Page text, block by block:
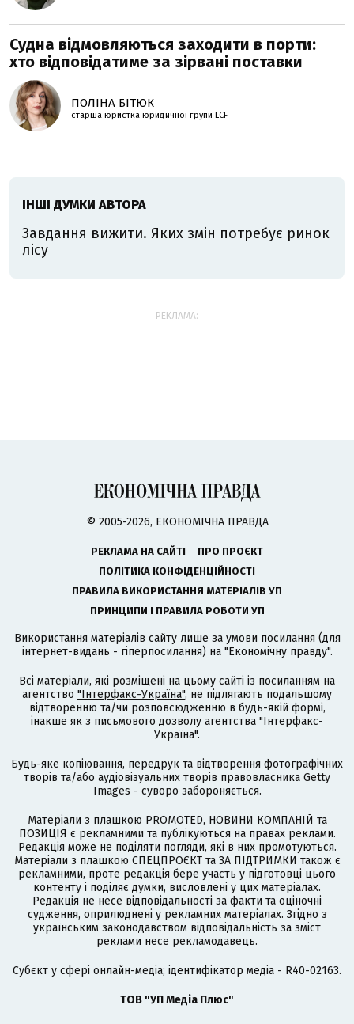
Судна відмовляються заходити в порти:
хто відповідатиме за зірвані поставки
ПОЛІНА БІТЮК
старша юристка юридичної групи LCF
ІНШІ ДУМКИ АВТОРА
Завдання вижити. Яких змін потребує ринок
лісу
РЕКЛАМА:
© 2005-2026, ЕКОНОМІЧНА ПРАВДА
РЕКЛАМА НА САЙТІ
ПРО ПРОЄКТ
ПОЛІТИКА КОНФІДЕНЦІЙНОСТІ
ПРАВИЛА ВИКОРИСТАННЯ МАТЕРІАЛІВ УП
ПРИНЦИПИ І ПРАВИЛА РОБОТИ УП
Використання матеріалів сайту лише за умови посилання (для
інтернет-видань - гіперпосилання) на "Економічну правду".
Всі матеріали, які розміщені на цьому сайті із посиланням на
агентство "Інтерфакс-Україна", не підлягають подальшому
відтворенню та/чи розповсюдженню в будь-якій формі,
інакше як з письмового дозволу агентства "Інтерфакс-
Україна".
Будь-яке копіювання, передрук та відтворення фотографічних
творів та/або аудіовізуальних творів правовласника Getty
Images - суворо забороняється.
Матеріали з плашкою PROMOTED, НОВИНИ КОМПАНІЙ та
ПОЗИЦІЯ є рекламними та публікуються на правах реклами.
Редакція може не поділяти погляди, які в них промотуються.
Матеріали з плашкою СПЕЦПРОЄКТ та ЗА ПІДТРИМКИ також є
рекламними, проте редакція бере участь у підготовці цього
контенту і поділяє думки, висловлені у цих матеріалах.
Редакція не несе відповідальності за факти та оціночні
судження, оприлюднені у рекламних матеріалах. Згідно з
українським законодавством відповідальність за зміст
реклами несе рекламодавець.
Cубєкт у сфері онлайн-медіа; ідентифікатор медіа - R40-02163.
ТОВ "УП Медіа Плюс"